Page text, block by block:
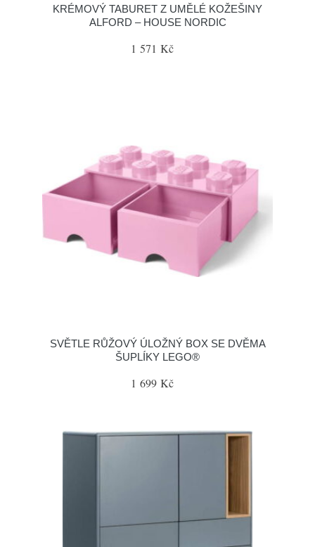
KRÉMOVÝ TABURET Z UMĚLÉ KOŽEŠINY
ALFORD – HOUSE NORDIC
1 571 Kč
SVĚTLE RŮŽOVÝ ÚLOŽNÝ BOX SE DVĚMA
ŠUPLÍKY LEGO®
1 699 Kč